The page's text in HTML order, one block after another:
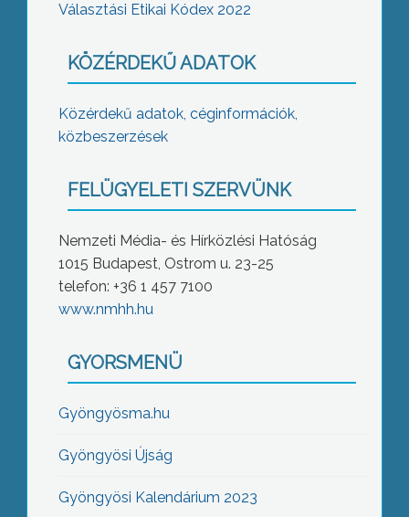
Választási Etikai Kódex 2022
KÖZÉRDEKŰ ADATOK
Közérdekű adatok, céginformációk,
közbeszerzések
FELÜGYELETI SZERVÜNK
Nemzeti Média- és Hírközlési Hatóság
1015 Budapest, Ostrom u. 23-25
telefon: +36 1 457 7100
www.nmhh.hu
GYORSMENÜ
Gyöngyösma.hu
Gyöngyösi Újság
Gyöngyösi Kalendárium 2023